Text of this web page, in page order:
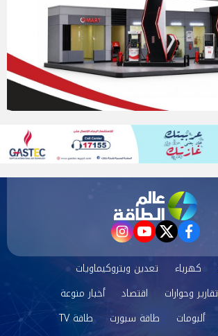
facebook
twitter
youtube
instagram
كهرباء
تعدين وبتروكيماويات
تقارير وحوارات اقتصاد
أخبار منوعة
ألبومات طاقة سبورت
طاقة TV